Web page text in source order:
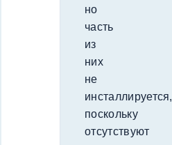
но
часть
из
них
не
инсталлируется,
поскольку
отсутствуют